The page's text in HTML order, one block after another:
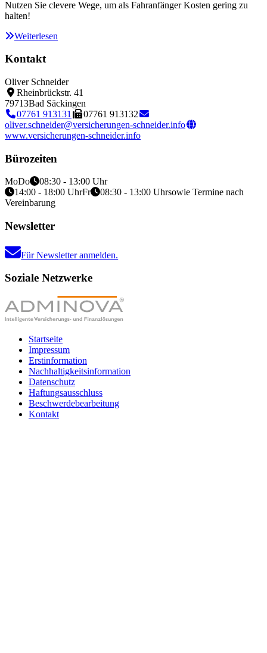
Nutzen Sie clevere Wege, um als Fahranfänger Kosten gering zu
halten!
Weiterlesen
Kontakt
Oliver Schneider
Rheinbrückstr. 41
79713Bad Säckingen
07761 913131
07761 913132
oliver.schneider@versicherungen-schneider.info
www.versicherungen-schneider.info
Bürozeiten
MoDo
08:30 - 13:00 Uhr
14:00 - 18:00 UhrFr 08:30 - 13:00 Uhrsowie Termine nach
Vereinbarung
Newsletter
Für Newsletter anmelden.
Soziale Netzwerke
Startseite
Impressum
Erstinformation
Nachhaltigkeitsinformation
Datenschutz
Haftungsausschluss
Beschwerdebearbeitung
Kontakt